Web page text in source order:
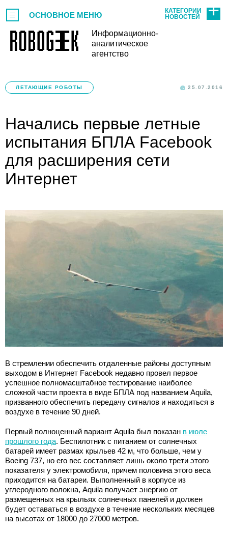
Информационно-
аналитическое
агентство
ОСНОВНОЕ МЕНЮ
КАТЕГОРИИ
НОВОСТЕЙ
ЛЕТАЮЩИЕ РОБОТЫ 25.07.2016
Начались первые летные
испытания БПЛА Facebook
для расширения сети
Интернет
В стремлении обеспечить отдаленные районы доступным
выходом в Интернет Facebook недавно провел первое
успешное полномасштабное тестирование наиболее
сложной части проекта в виде БПЛА под названием Aquila,
призванного обеспечить передачу сигналов и находиться в
воздухе в течение 90 дней.
Первый полноценный вариант Aquila был показан в июле
прошлого года. Беспилотник с питанием от солнечных
батарей имеет размах крыльев 42 м, что больше, чем у
Boeing 737, но его вес составляет лишь около трети этого
показателя у электромобиля, причем половина этого веса
приходится на батареи. Выполненный в корпусе из
углеродного волокна, Aquila получает энергию от
размещенных на крыльях солнечных панелей и должен
будет оставаться в воздухе в течение нескольких месяцев
на высотах от 18000 до 27000 метров.